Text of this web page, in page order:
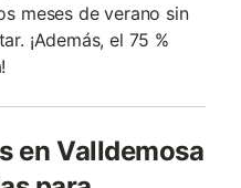
meses de verano sin
¡Además, el 75 %
en Valldemosa